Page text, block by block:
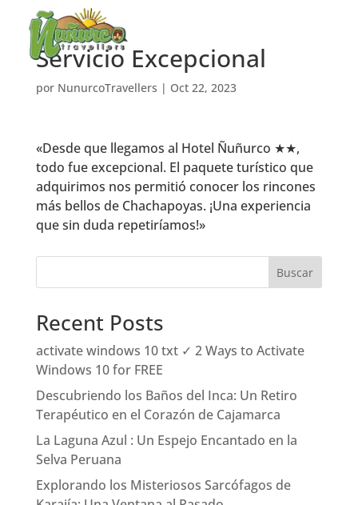
Servicio Excepcional
por NunurcoTravellers | Oct 22, 2023
«Desde que llegamos al Hotel Ñuñurco ★★,
todo fue excepcional. El paquete turístico que
adquirimos nos permitió conocer los rincones
más bellos de Chachapoyas. ¡Una experiencia
que sin duda repetiríamos!»
Buscar
Recent Posts
activate windows 10 txt ✓ 2 Ways to Activate
Windows 10 for FREE
Descubriendo los Baños del Inca: Un Retiro
Terapéutico en el Corazón de Cajamarca
La Laguna Azul : Un Espejo Encantado en la
Selva Peruana
Explorando los Misteriosos Sarcófagos de